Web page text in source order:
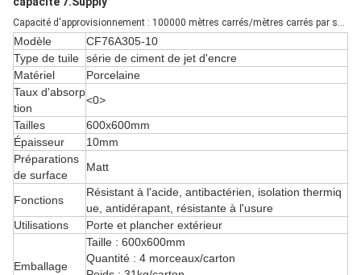
Capacité d'approvisionnement : 100000 mètres carrés/mètres carrés par semaine
Modèle
CF76A305-10
Type de tuile série de ciment de jet d'encre
Matériel
Porcelaine
Taux d'absorp
tion
<0>
Tailles
600x600mm
Épaisseur
10mm
Préparations
de surface
Matt
Fonctions
Résistant à l'acide, antibactérien, isolation thermiq
ue, antidérapant, résistante à l'usure
Utilisations
Porte et plancher extérieur
Emballage
Taille : 600x600mm
Quantité : 4 morceaux/carton